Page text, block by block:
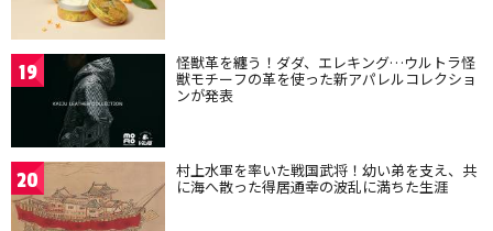
19 怪獣革を纏う！ダダ、エレキング…ウルトラ怪
獣モチーフの革を使った新アパレルコレクショ
ンが発表
20 村上水軍を率いた戦国武将！幼い弟を支え、共
に海へ散った得居通幸の波乱に満ちた生涯